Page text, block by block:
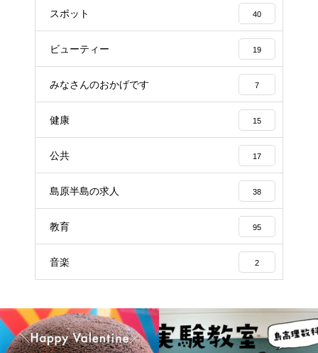
スポット 40
ビューティー 19
みなさんのおかげです 7
健康 15
公共 17
島原半島の求人 38
教育 95
音楽 2